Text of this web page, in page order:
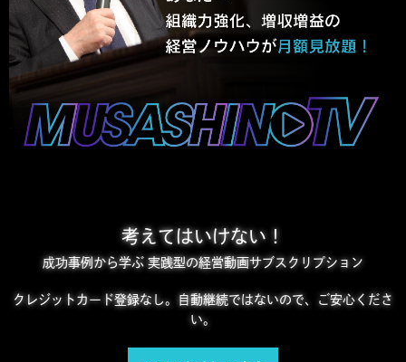
考えてはいけない！
成功事例から学ぶ 実践型の経営動画サブスクリプション
クレジットカード登録なし。自動継続ではないので、ご安心くださ
い。